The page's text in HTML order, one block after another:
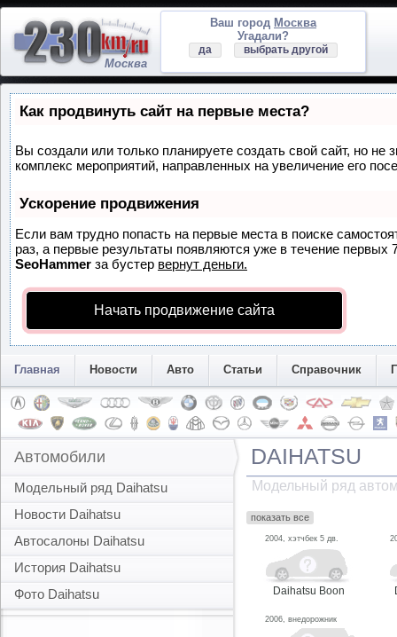
Москва
Ваш город Москва
Угадали?
да выбрать другой
Как продвинуть сайт на первые места?
Вы создали или только планируете создать свой сайт, но
комплекс мероприятий, направленных на увеличение его
Ускорение продвижения
Если вам трудно попасть на первые места в поиске
раз, а первые результаты появляются уже в течение
SeoHammer за бустер вернут деньги.
Начать продвижение сайта
Главная Новости Авто Статьи Справочник
Автомобили
Модельный ряд Daihatsu
Новости Daihatsu
Автосалоны Daihatsu
История Daihatsu
Фото Daihatsu
DAIHATSU
Модельный ряд
показать все
2004, хэтчбек 5 дв.
Daihatsu Boon
2006, внедорожник